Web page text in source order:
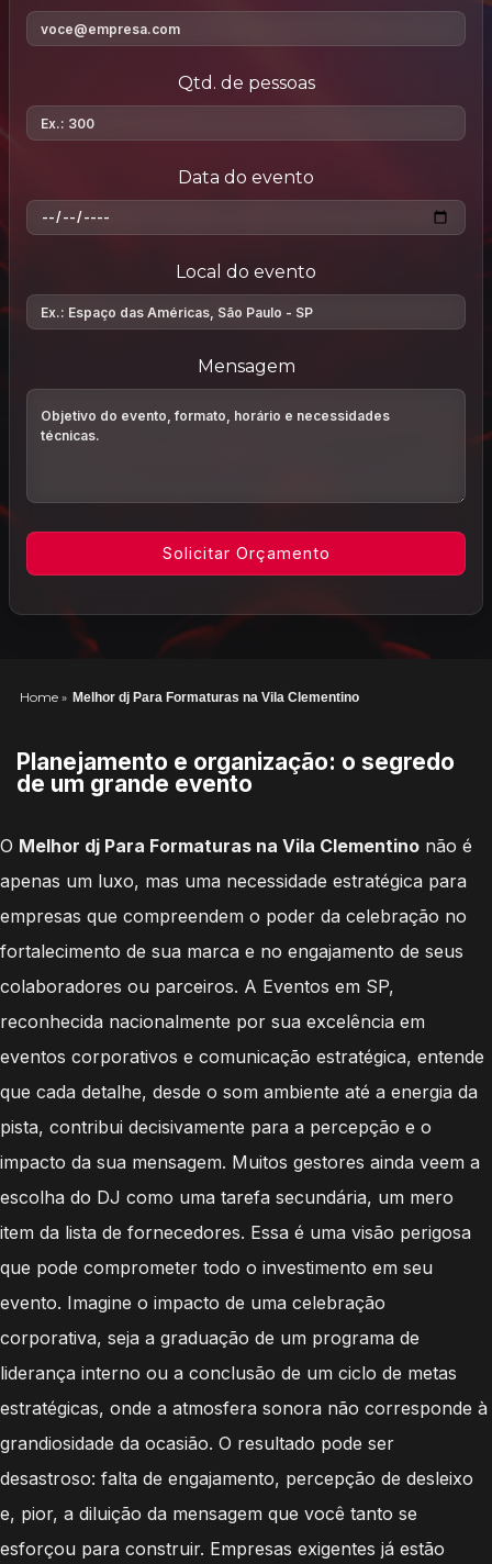
Qtd. de pessoas
Data do evento
Local do evento
Mensagem
Home » Melhor dj Para Formaturas na Vila Clementino
Planejamento e organização: o segredo
de um grande evento
O Melhor dj Para Formaturas na Vila Clementino não é
apenas um luxo, mas uma necessidade estratégica para
empresas que compreendem o poder da celebração no
fortalecimento de sua marca e no engajamento de seus
colaboradores ou parceiros. A Eventos em SP,
reconhecida nacionalmente por sua excelência em
eventos corporativos e comunicação estratégica, entende
que cada detalhe, desde o som ambiente até a energia da
pista, contribui decisivamente para a percepção e o
impacto da sua mensagem. Muitos gestores ainda veem a
escolha do DJ como uma tarefa secundária, um mero
item da lista de fornecedores. Essa é uma visão perigosa
que pode comprometer todo o investimento em seu
evento. Imagine o impacto de uma celebração
corporativa, seja a graduação de um programa de
liderança interno ou a conclusão de um ciclo de metas
estratégicas, onde a atmosfera sonora não corresponde à
grandiosidade da ocasião. O resultado pode ser
desastroso: falta de engajamento, percepção de desleixo
e, pior, a diluição da mensagem que você tanto se
esforçou para construir. Empresas exigentes já estão